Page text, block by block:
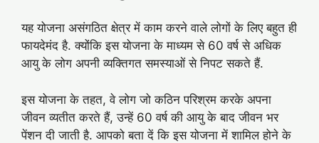
यह योजना असंगठित क्षेत्र में काम करने वाले लोगों के लिए बहुत ही
फायदेमंद है. क्योंकि इस योजना के माध्यम से 60 वर्ष से अधिक
आयु के लोग अपनी व्यक्तिगत समस्याओं से निपट सकते हैं.
इस योजना के तहत, वे लोग जो कठिन परिश्रम करके अपना
जीवन व्यतीत करते हैं, उन्हें 60 वर्ष की आयु के बाद जीवन भर
पेंशन दी जाती है. आपको बता दें कि इस योजना में शामिल होने के